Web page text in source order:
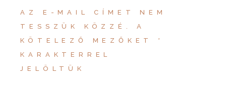
AZ E-MAIL CÍMET NEM
TESSZÜK KÖZZÉ.
A
KÖTELEZŐ MEZŐKET *
KARAKTERREL
JELÖLTÜK